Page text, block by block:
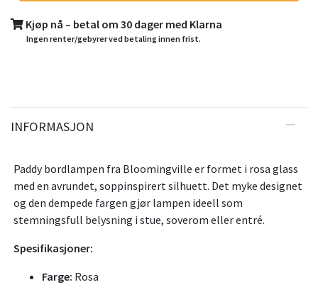
Kjøp nå – betal om 30 dager med Klarna
Ingen renter/gebyrer ved betaling innen frist.
INFORMASJON
Paddy bordlampen fra Bloomingville er formet i rosa glass
med en avrundet, soppinspirert silhuett. Det myke designet
og den dempede fargen gjør lampen ideell som
stemningsfull belysning i stue, soverom eller entré.
Spesifikasjoner:
Farge: Rosa